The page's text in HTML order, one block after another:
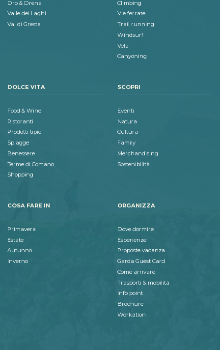
Dro & Drena
Valle dei Laghi
Val di Gresta
Climbing
Vie ferrate
Trail running
Windsurf
Vela
Canyoning
DOLCE VITA
Food & Wine
Ristoranti
Prodotti tipici
Spiagge
Benessere
Terme di Comano
Shopping
SCOPRI
Eventi
Natura
Cultura
Family
Merchandising
Sostenibilità
COSA FARE IN
Primavera
Estate
Autunno
Inverno
ORGANIZZA
Dove dormire
Esperienze
Proposte vacanza
Garda Guest Card
Come arrivare
Trasporti & mobilità
Info point
Brochure
Workation